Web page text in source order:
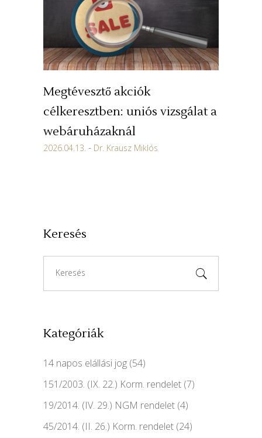
Megtévesztő akciók
célkeresztben: uniós vizsgálat a
webáruházaknál
2026.04.13. Dr. Krausz Miklós
Keresés
for:
Kategóriák
14 napos elállási jog (54)
151/2003. (IX. 22.) Korm. rendelet (7)
19/2014. (IV. 29.) NGM rendelet (4)
45/2014. (II. 26.) Korm. rendelet (24)